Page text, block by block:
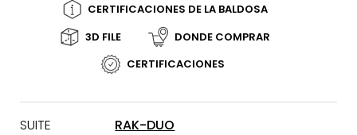
CERTIFICACIONES DE LA BALDOSA
3D FILE
DONDE COMPRAR
CERTIFICACIONES
SUITE
RAK-DUO